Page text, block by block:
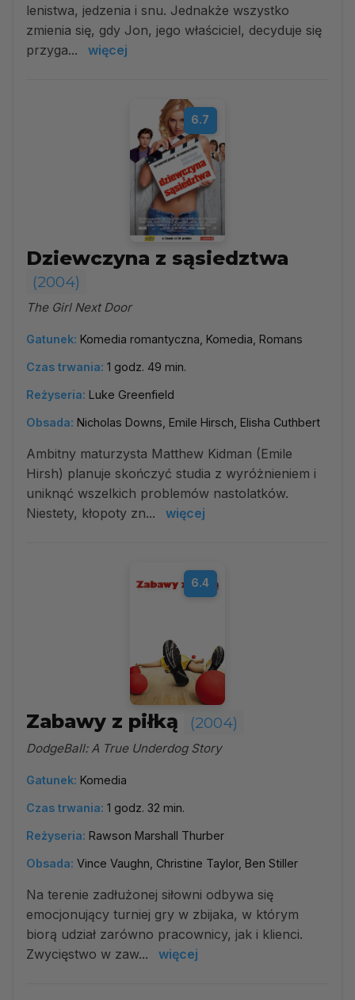
lenistwa, jedzenia i snu. Jednakże wszystko
zmienia się, gdy Jon, jego właściciel, decyduje się
przyga...
więcej
6.7
Dziewczyna z sąsiedztwa
(2004)
The Girl Next Door
Gatunek: Komedia romantyczna, Komedia, Romans
Czas trwania: 1 godz. 49 min.
Reżyseria: Luke Greenfield
Obsada: Nicholas Downs, Emile Hirsch, Elisha Cuthbert
Ambitny maturzysta Matthew Kidman (Emile
Hirsh) planuje skończyć studia z wyróżnieniem i
uniknąć wszelkich problemów nastolatków.
Niestety, kłopoty zn...
więcej
6.4
Zabawy z piłką (2004)
DodgeBall: A True Underdog Story
Gatunek: Komedia
Czas trwania: 1 godz. 32 min.
Reżyseria: Rawson Marshall Thurber
Obsada: Vince Vaughn, Christine Taylor, Ben Stiller
Na terenie zadłużonej siłowni odbywa się
emocjonujący turniej gry w zbijaka, w którym
biorą udział zarówno pracownicy, jak i klienci.
Zwycięstwo w zaw...
więcej